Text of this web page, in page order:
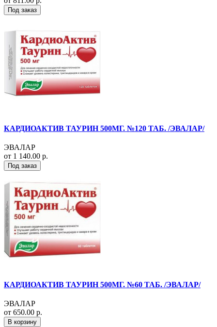
Под заказ
КАРДИОАКТИВ ТАУРИН 500МГ. №120 ТАБ. /ЭВАЛАР/
ЭВАЛАР
от 1 140.00 р.
Под заказ
КАРДИОАКТИВ ТАУРИН 500МГ. №60 ТАБ. /ЭВАЛАР/
ЭВАЛАР
от 650.00 р.
В корзину